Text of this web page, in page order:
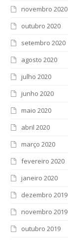
novembro 2020
outubro 2020
setembro 2020
agosto 2020
julho 2020
junho 2020
maio 2020
abril 2020
março 2020
fevereiro 2020
janeiro 2020
dezembro 2019
novembro 2019
outubro 2019